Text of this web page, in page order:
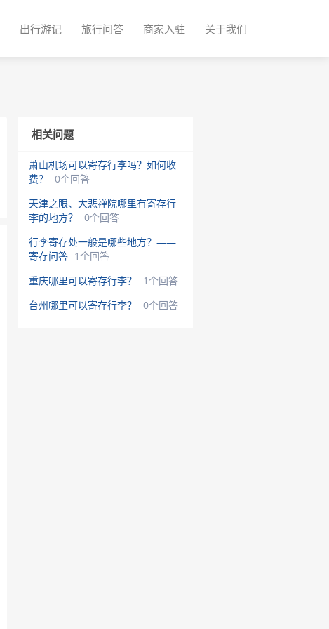
出行游记 旅行问答 商家入驻 关于我们
相关问题
萧山机场可以寄存行李吗？如何收
费？
0个回答
天津之眼、大悲禅院哪里有寄存行
李的地方？
0个回答
行李寄存处一般是哪些地方？——
寄存问答 1个回答
重庆哪里可以寄存行李？
1个回答
台州哪里可以寄存行李？
0个回答